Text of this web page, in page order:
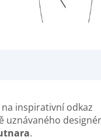
inspirativní odkaz
uznávaného
.